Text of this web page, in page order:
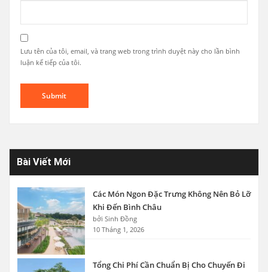
Lưu tên của tôi, email, và trang web trong trình duyệt này cho lần bình
luận kế tiếp của tôi.
Bài Viết Mới
Các Món Ngon Đặc Trưng Không Nên Bỏ Lỡ
Khi Đến Bình Châu
bởi Sinh Đồng
10 Tháng 1, 2026
Tổng Chi Phí Cần Chuẩn Bị Cho Chuyến Đi